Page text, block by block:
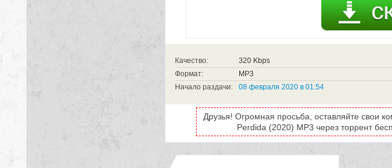
Качество:
320 Kbps
Формат:
MP3
Начало раздачи:
08 февраля 2020 в 01:54
Друзья! Огромная просьба, оставляйте свои
Perdida (2020) MP3 через торрент